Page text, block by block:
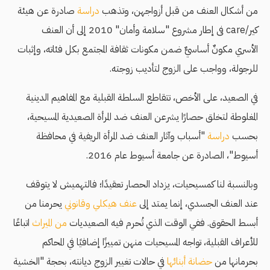
من أشكال العنف من قبل أزواجهن، وتذهب دراسة صادرة عن هيئة
كير/care فى إطار مشروع "سلامة وأمان" 2010 إلى أن العنف
الأسري مكونٌ أساسيٌّ ضمن مكونات ثقافة المجتمع بكل فئاته، وإثبات
للرجولة، وواجب على الزوج لتأديب زوجته.
في الصعيد، على الأخص، تتقاطع السلطة القبلية مع المفاهيم الدينية
المغلوطة لتخلق حصارًا يشرعن العنف ضد المرأة الصعيدية المسيحية،
بحسب دراسة "أسباب وآثار العنف ضد المرأة الريفية في محافظة
أسيوط"، الصادرة عن جامعة أسيوط عام 2016.
وبالنسبة لنا كمسيحيات، يزداد الحصار تعقيدًا؛ فالتهميش لا يتوقف
عند العنف الجسدي، إنما يمتد إلىعنف هيكلي وقانوني يحرمنا من
أبسط الحقوق. ففي الوقت الذي تُحرم فيه الصعيديات من الميراث اتباعًا
للأعراف القبلية، تواجه المسيحيات منهن تمييزًا إضافيًا في المحاكم
بحرمانها منحضانة أبنائهافي حالات تغيير الزوج ديانته، بحجة "الخشية